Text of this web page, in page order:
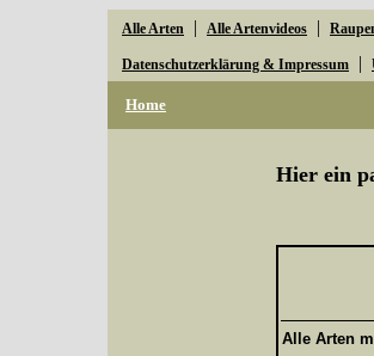
Alle Arten | Alle Artenvideos |
Datenschutzerklärung & Impressum |
Home
Hier ein
Alle Arten